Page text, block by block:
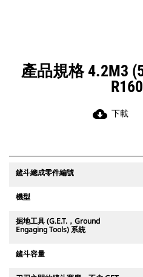
產品規格 4.2M3
cloud_download 下載
鏟斗總成零件編號
機型
掘地工具 (G.E.T.，Ground
Engaging Tools) 系統
鏟斗容量